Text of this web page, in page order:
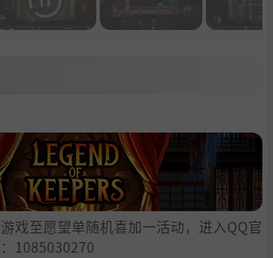
戏至愿望单随机喜加一活动，进入QQ官
1085030270